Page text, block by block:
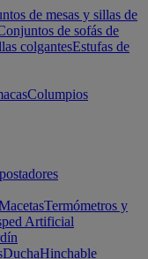
de mesas y sillas de
de sofás de
colgantesEstufas de
Columpios
Termómetros y
Artificial
DuchaHinchable